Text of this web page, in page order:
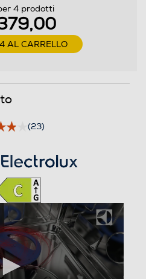
4 prodotti
AL CARRELLO
(23)